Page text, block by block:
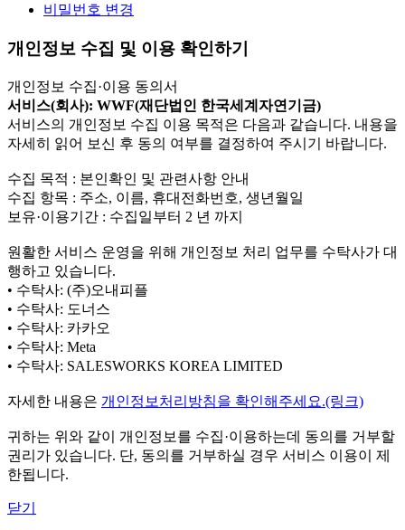
비밀번호 변경
개인정보 수집 및 이용 확인하기
개인정보 수집·이용 동의서
서비스(회사): WWF(재단법인 한국세계자연기금)
서비스의 개인정보 수집 이용 목적은 다음과 같습니다. 내용을
자세히 읽어 보신 후 동의 여부를 결정하여 주시기 바랍니다.
수집 목적 : 본인확인 및 관련사항 안내
수집 항목 : 주소, 이름, 휴대전화번호, 생년월일
보유·이용기간 : 수집일부터 2 년 까지
원활한 서비스 운영을 위해 개인정보 처리 업무를 수탁사가 대
행하고 있습니다.
• 수탁사: (주)오내피플
• 수탁사: 도너스
• 수탁사: 카카오
• 수탁사: Meta
• 수탁사: SALESWORKS KOREA LIMITED
자세한 내용은 개인정보처리방침을 확인해주세요.(링크)
귀하는 위와 같이 개인정보를 수집·이용하는데 동의를 거부할
권리가 있습니다. 단, 동의를 거부하실 경우 서비스 이용이 제
한됩니다.
닫기